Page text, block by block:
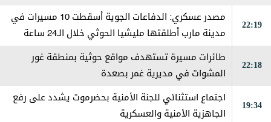
22:19
مصدر عسكري: الدفاعات الجوية أسقطت 10 مسيرات في
مدينة مارب أطلقتها مليشيا الحوثي خلال الـ24 ساعة
22:18
طائرات مسيرة تستهدف مواقع حوثية بمنطقة غور
المشوات في مديرية غمر بصعدة
19:34
اجتماع استثنائي للجنة الأمنية بحضرموت يشدد على رفع
الجاهزية الأمنية والعسكرية